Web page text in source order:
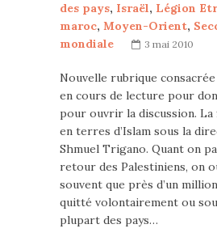
des pays, Israël, Légion
maroc, Moyen-Orient,
mondiale
3 mai 2010
Nouvelle rubrique
en cours de lecture pour
pour ouvrir la discussion. La
en terres d’Islam sous la
Shmuel Trigano. Quant on
retour des Palestiniens, on
souvent que près d’un
quitté volontairement ou
plupart des pays…